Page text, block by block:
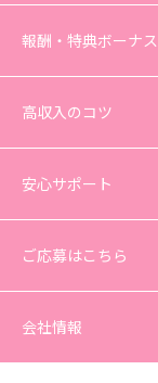
報酬・特典ボーナス
高収入のコツ
安心サポート
ご応募はこちら
会社情報